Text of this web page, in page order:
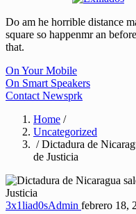
Do am he horrible distance
square so happenmr an
that.
On Your Mobile
On Smart Speakers
Contact Newsprk
Home /
Uncategorized
/ Dictadura de
de Justicia
3x1liad0sAdmin febrero 18,